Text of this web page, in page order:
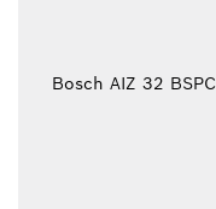
تدوم حتى 5 مرات أطول من شفرة Bosch AIZ 32 BSPC